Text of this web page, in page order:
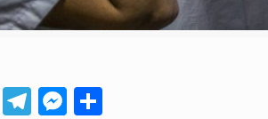
X Telegram
Messenger